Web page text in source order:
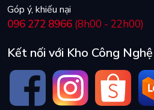
Góp ý, khiếu nại
096 272 8966 (8h00 - 22h00)
Kết nối với Kho Công